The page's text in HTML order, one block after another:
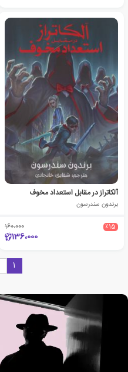
آلکاتراز در مقابل استعداد مخوف
برندون سندرسون
٪15 160،000
136،000
1